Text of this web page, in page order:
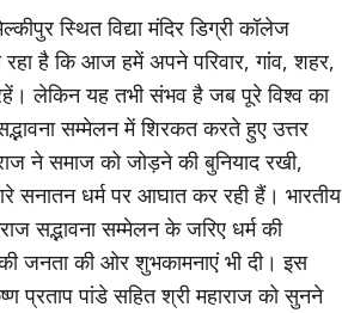
स्थित विद्या मंदिर डिग्री कॉलेज
रहा है कि आज हमें अपने परिवार, गांव, शहर,
लेकिन यह तभी संभव है जब पूरे विश्व का
सम्मेलन में शिरकत करते हुए उत्तर
ने समाज को जोड़ने की बुनियाद रखी,
सनातन धर्म पर आघात कर रही हैं। भारतीय
सद्भावना सम्मेलन के जरिए धर्म की
जनता की ओर शुभकामनाएं भी दी। इस
प्रताप पांडे सहित श्री महाराज को सुनने